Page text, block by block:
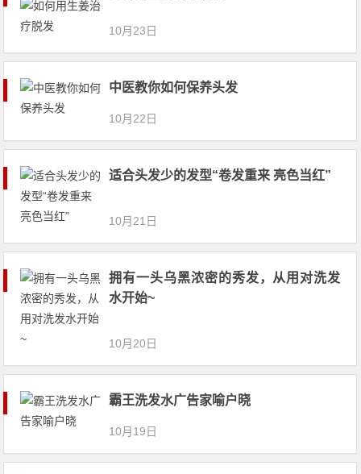
10月23日
中医教你如何保养头发
10月22日
适合头发少的发型“卷发重来 亮色当红”
10月21日
拥有一头乌黑浓密的秀发，从用对洗发
水开始~
10月20日
霸王洗发水广告家喻户晓
10月19日